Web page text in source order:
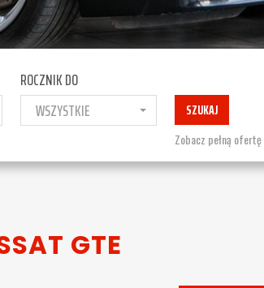
ROCZNIK DO
WSZYSTKIE
SZUKAJ
Zobacz pełną ofertę
GTE